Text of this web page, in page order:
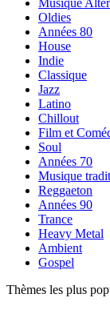
Musique
Oldies
Années 80
House
Indie
Classique
Jazz
Latino
Chillout
Film et
Soul
Années 70
Musique
Reggaeton
Années 90
Trance
Heavy Metal
Ambient
Gospel
Thèmes les plus